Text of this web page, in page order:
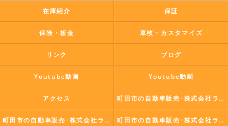
在庫紹介 保証
保険・板金 車検・カスタマイズ
リンク ブログ
Youtube動画 Youtube動画
アクセス 町田市の自動車販売･株式会社ラポールコーポレーションの口コミ情報
町田市の自動車販売･株式会社ラポールコーポレーションの評判 町田市の自動車販売･株式会社ラポールコーポレーションのお客様の声